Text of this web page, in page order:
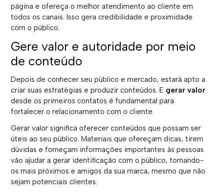
página e ofereça o melhor atendimento ao cliente em
todos os canais. Isso gera credibilidade e proximidade
com o público.
Gere valor e autoridade por meio
de conteúdo
Depois de conhecer seu público e mercado, estará apto a
criar suas estratégias e produzir conteúdos. E gerar valor
desde os primeiros contatos é fundamental para
fortalecer o relacionamento com o cliente.
Gerar valor significa oferecer conteúdos que possam ser
úteis ao seu público. Materiais que ofereçam dicas, tirem
dúvidas e forneçam informações importantes às pessoas
vão ajudar a gerar identificação com o público, tornando-
os mais próximos e amigos da sua marca, mesmo que não
sejam potenciais clientes.